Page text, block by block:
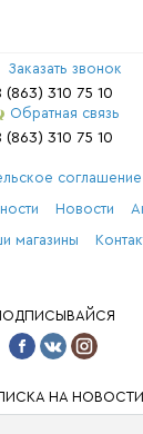
Заказать звонок
(863) 310 75 10
Обратная связь
(863) 310 75 10
соглашение
Новости
магазины
НА НОВОСТИ